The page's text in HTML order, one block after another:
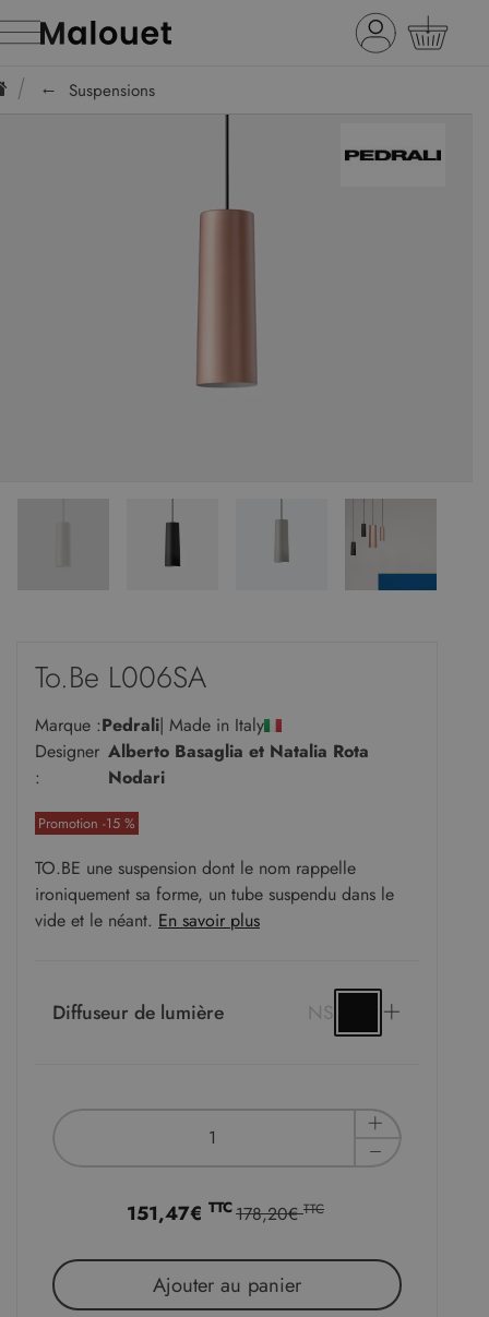
Suspensions
To.Be L006SA
Marque :Pedrali| Made in Italy
Designer
:
Alberto Basaglia et Natalia Rota
Nodari
Promotion -15 %
TO.BE une suspension dont le nom rappelle
ironiquement sa forme, un tube suspendu dans le
vide et le néant. En savoir plus
Diffuseur de lumière NS
151,47€ TTC178,20€TTC
Ajouter au panier